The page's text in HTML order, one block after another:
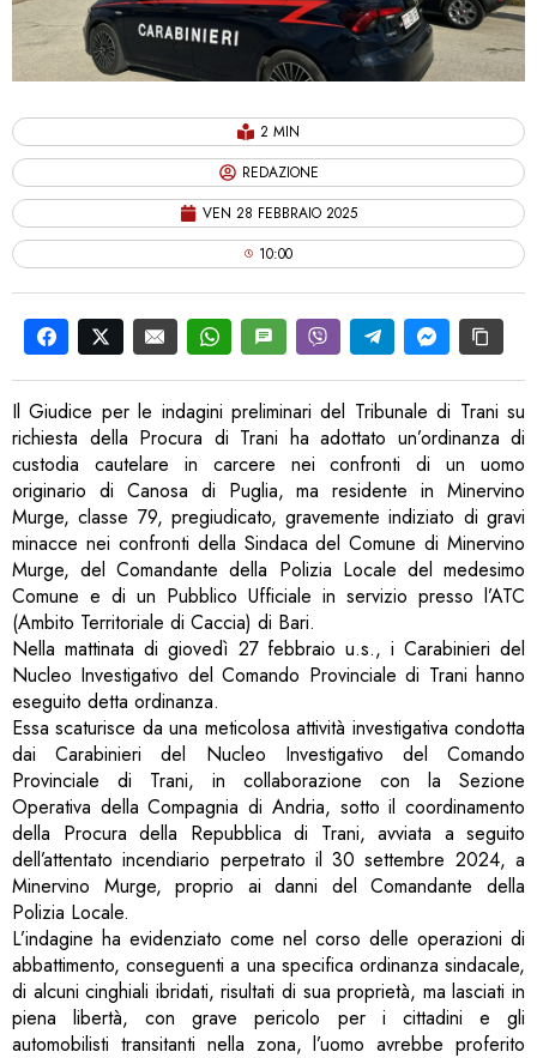
2 MIN
REDAZIONE
VEN 28 FEBBRAIO 2025
10:00
Il Giudice per le indagini preliminari del Tribunale di Trani su
richiesta della Procura di Trani ha adottato un’ordinanza di
custodia cautelare in carcere nei confronti di un uomo
originario di Canosa di Puglia, ma residente in Minervino
Murge, classe 79, pregiudicato, gravemente indiziato di gravi
minacce nei confronti della Sindaca del Comune di Minervino
Murge, del Comandante della Polizia Locale del medesimo
Comune e di un Pubblico Ufficiale in servizio presso l’ATC
(Ambito Territoriale di Caccia) di Bari.
Nella mattinata di giovedì 27 febbraio u.s., i Carabinieri del
Nucleo Investigativo del Comando Provinciale di Trani hanno
eseguito detta ordinanza.
Essa scaturisce da una meticolosa attività investigativa condotta
dai Carabinieri del Nucleo Investigativo del Comando
Provinciale di Trani, in collaborazione con la Sezione
Operativa della Compagnia di Andria, sotto il coordinamento
della Procura della Repubblica di Trani, avviata a seguito
dell’attentato incendiario perpetrato il 30 settembre 2024, a
Minervino Murge, proprio ai danni del Comandante della
Polizia Locale.
L’indagine ha evidenziato come nel corso delle operazioni di
abbattimento, conseguenti a una specifica ordinanza sindacale,
di alcuni cinghiali ibridati, risultati di sua proprietà, ma lasciati in
piena libertà, con grave pericolo per i cittadini e gli
automobilisti transitanti nella zona, l’uomo avrebbe proferito